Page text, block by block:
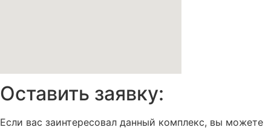
Оставить заявку:
Если вас заинтересовал данный комплекс, вы можете